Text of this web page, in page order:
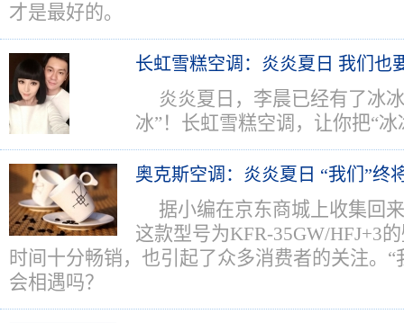
才是最好的。
长虹雪糕空调：炎炎夏日 我们也
炎炎夏日，李晨已经有了冰
冰”！长虹雪糕空调，让你把“冰
奥克斯空调：炎炎夏日 “我们”终
据小编在京东商城上收集回
这款型号为KFR-35GW/HFJ+3
时间十分畅销，也引起了众多消费者的关注。“
会相遇吗？